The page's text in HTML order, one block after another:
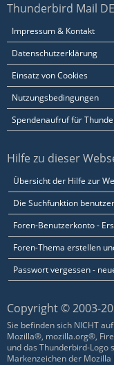
Thunderbird Mail DE
Impressum & Kontakt
Datenschutzerklärung
Einsatz von Cookies
Nutzungsbedingungen
Spendenaufruf für
Hilfe zu dieser
Übersicht der Hilfe zur
Die Suchfunktion
Foren-Benutzerkonto -
Foren-Thema erstellen
Passwort vergessen -
Copyright © 2003-
Sie befinden sich NICHT
Mozilla®, mozilla.org®,
und das Thunderbird-Logo
Markenzeichen der Mozilla